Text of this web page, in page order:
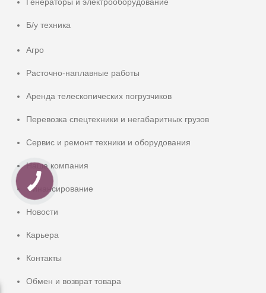
Б/у техника
Агро
Расточно-наплавные работы
Аренда телескопических погрузчиков
Перевозка спецтехники и негабаритных грузов
Сервис и ремонт техники и оборудования
Наша компания
Финансирование
Новости
Карьера
Контакты
Обмен и возврат товара